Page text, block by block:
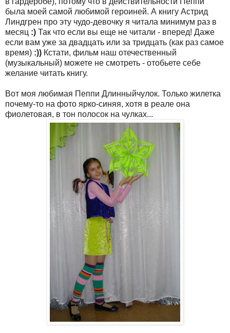
была моей самой любимой героиней. А книгу Астрид
Линдгрен про эту чудо-девочку я читала минимум раз в
месяц :) Так что если вы еще не читали - вперед! Даже
если вам уже за двадцать или за тридцать (как раз самое
время) :)) Кстати, фильм наш отечественный
(музыкальный) можете не смотреть - отобьете себе
желание читать книгу.
Вот моя любимая Пеппи Длинныйчулок. Только жилетка
почему-то на фото ярко-синяя, хотя в реале она
фиолетовая, в тон полосок на чулках...